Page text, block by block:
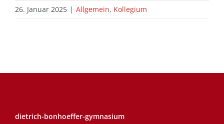
26. Januar 2025 | Allgemein, Kollegium
dietrich-bonhoeffer-gymnasium